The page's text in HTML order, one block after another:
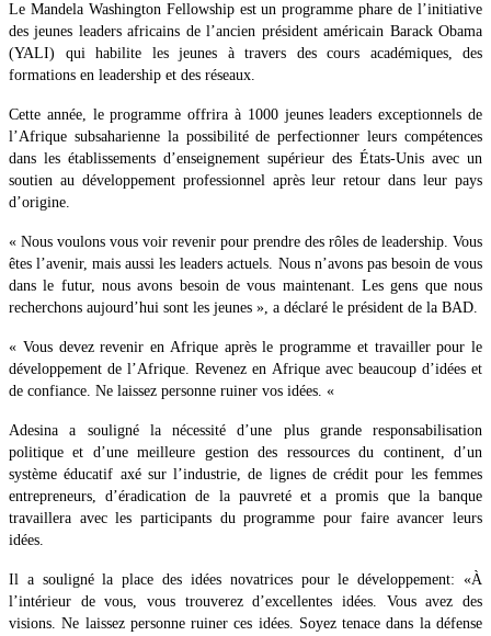
Le Mandela Washington Fellowship est un programme phare de l’initiative
des jeunes leaders africains de l’ancien président américain Barack Obama
(YALI) qui habilite les jeunes à travers des cours académiques, des
formations en leadership et des réseaux.
Cette année, le programme offrira à 1000 jeunes leaders exceptionnels de
l’Afrique subsaharienne la possibilité de perfectionner leurs compétences
dans les établissements d’enseignement supérieur des États-Unis avec un
soutien au développement professionnel après leur retour dans leur pays
d’origine.
« Nous voulons vous voir revenir pour prendre des rôles de leadership. Vous
êtes l’avenir, mais aussi les leaders actuels. Nous n’avons pas besoin de vous
dans le futur, nous avons besoin de vous maintenant. Les gens que nous
recherchons aujourd’hui sont les jeunes », a déclaré le président de la BAD.
« Vous devez revenir en Afrique après le programme et travailler pour le
développement de l’Afrique. Revenez en Afrique avec beaucoup d’idées et
de confiance. Ne laissez personne ruiner vos idées. «
Adesina a souligné la nécessité d’une plus grande responsabilisation
politique et d’une meilleure gestion des ressources du continent, d’un
système éducatif axé sur l’industrie, de lignes de crédit pour les femmes
entrepreneurs, d’éradication de la pauvreté et a promis que la banque
travaillera avec les participants du programme pour faire avancer leurs
idées.
Il a souligné la place des idées novatrices pour le développement: «À
l’intérieur de vous, vous trouverez d’excellentes idées. Vous avez des
visions. Ne laissez personne ruiner ces idées. Soyez tenace dans la défense